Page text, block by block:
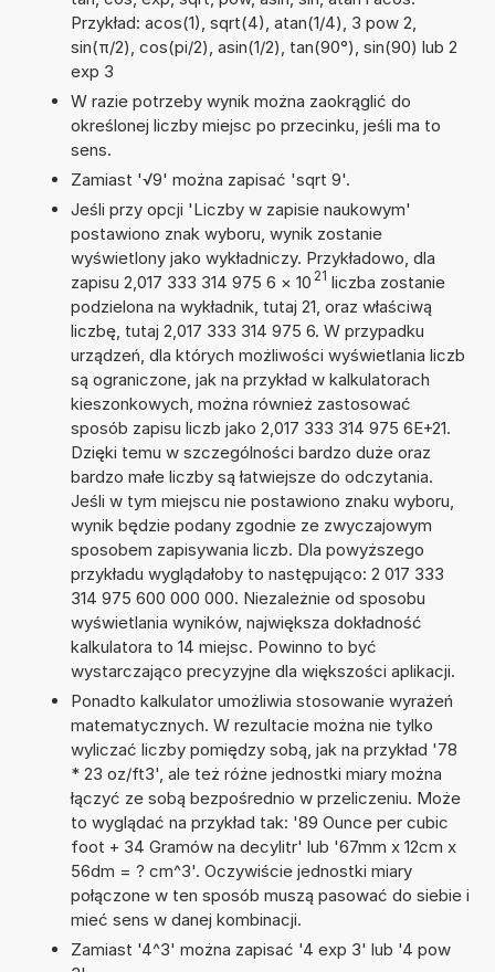
Przykład: acos(1), sqrt(4), atan(1/4), 3 pow 2,
sin(π/2), cos(pi/2), asin(1/2), tan(90°), sin(90) lub 2
exp 3
W razie potrzeby wynik można zaokrąglić do
określonej liczby miejsc po przecinku, jeśli ma to
sens.
Zamiast '√9' można zapisać 'sqrt 9'.
Jeśli przy opcji 'Liczby w zapisie naukowym'
postawiono znak wyboru, wynik zostanie
wyświetlony jako wykładniczy. Przykładowo, dla
zapisu 2,017 333 314 975 6 × 10 21 liczba zostanie
podzielona na wykładnik, tutaj 21, oraz właściwą
liczbę, tutaj 2,017 333 314 975 6. W przypadku
urządzeń, dla których możliwości wyświetlania liczb
są ograniczone, jak na przykład w kalkulatorach
kieszonkowych, można również zastosować
sposób zapisu liczb jako 2,017 333 314 975 6E+21.
Dzięki temu w szczególności bardzo duże oraz
bardzo małe liczby są łatwiejsze do odczytania.
Jeśli w tym miejscu nie postawiono znaku wyboru,
wynik będzie podany zgodnie ze zwyczajowym
sposobem zapisywania liczb. Dla powyższego
przykładu wyglądałoby to następująco: 2 017 333
314 975 600 000 000. Niezależnie od sposobu
wyświetlania wyników, największa dokładność
kalkulatora to 14 miejsc. Powinno to być
wystarczająco precyzyjne dla większości aplikacji.
Ponadto kalkulator umożliwia stosowanie wyrażeń
matematycznych. W rezultacie można nie tylko
wyliczać liczby pomiędzy sobą, jak na przykład '78
* 23 oz/ft3', ale też różne jednostki miary można
łączyć ze sobą bezpośrednio w przeliczeniu. Może
to wyglądać na przykład tak: '89 Ounce per cubic
foot + 34 Gramów na decylitr' lub '67mm x 12cm x
56dm = ? cm^3'. Oczywiście jednostki miary
połączone w ten sposób muszą pasować do siebie i
mieć sens w danej kombinacji.
Zamiast '4^3' można zapisać '4 exp 3' lub '4 pow